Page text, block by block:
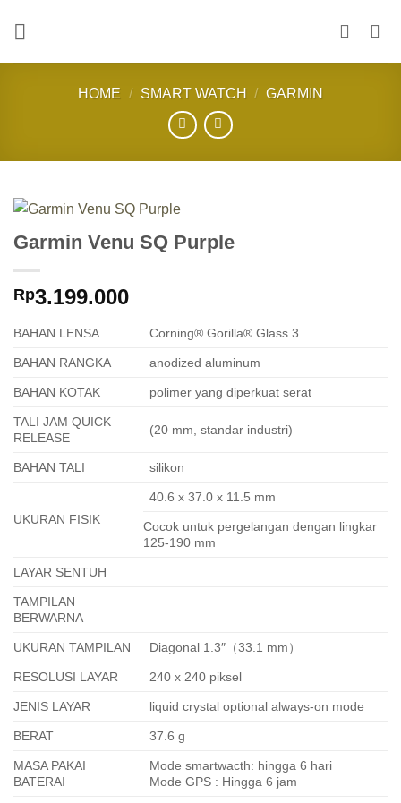
HOME / SMART WATCH / GARMIN
Garmin Venu SQ Purple
Rp3.199.000
BAHAN LENSA Corning® Gorilla® Glass 3
BAHAN RANGKA anodized aluminum
BAHAN KOTAK polimer yang diperkuat serat
TALI JAM QUICK
RELEASE
(20 mm, standar industri)
BAHAN TALI silikon
UKURAN FISIK
40.6 x 37.0 x 11.5 mm
Cocok untuk pergelangan dengan lingkar
125-190 mm
LAYAR SENTUH
TAMPILAN
BERWARNA
UKURAN TAMPILAN Diagonal 1.3″（33.1 mm）
RESOLUSI LAYAR 240 x 240 piksel
JENIS LAYAR liquid crystal optional always-on mode
BERAT 37.6 g
MASA PAKAI
BATERAI
Mode smartwacth: hingga 6 hari
Mode GPS : Hingga 6 jam